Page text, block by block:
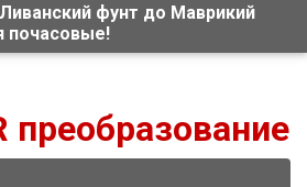
фунт до Маврикий
почасовые!
преобразование